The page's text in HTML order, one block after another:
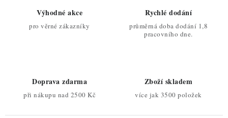
Výhodné akce
pro věrné zákazníky
Rychlé dodání
průměrná doba dodání 1,8
pracovního dne.
Doprava zdarma
při nákupu nad 2500 Kč
Zboží skladem
více jak 3500 položek